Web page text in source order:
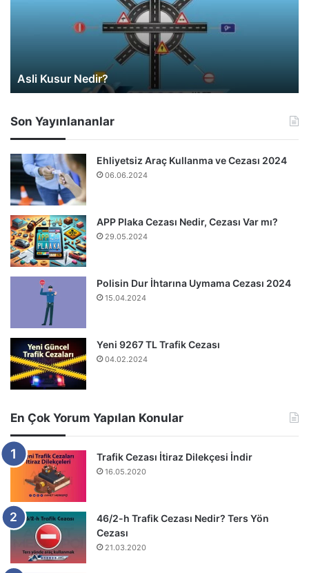
Nedir?
Son Yayınlananlar
Ehliyetsiz Araç Kullanma ve Cezası 2024
06.06.2024
APP Plaka Cezası Nedir, Cezası Var mı?
29.05.2024
Polisin Dur İhtarına Uymama Cezası 2024
15.04.2024
Yeni 9267 TL Trafik Cezası
04.02.2024
En Çok Yorum Yapılan Konular
Trafik Cezası İtiraz Dilekçesi İndir
16.05.2020
46/2-h Trafik Cezası Nedir? Ters Yön
Cezası
21.03.2020